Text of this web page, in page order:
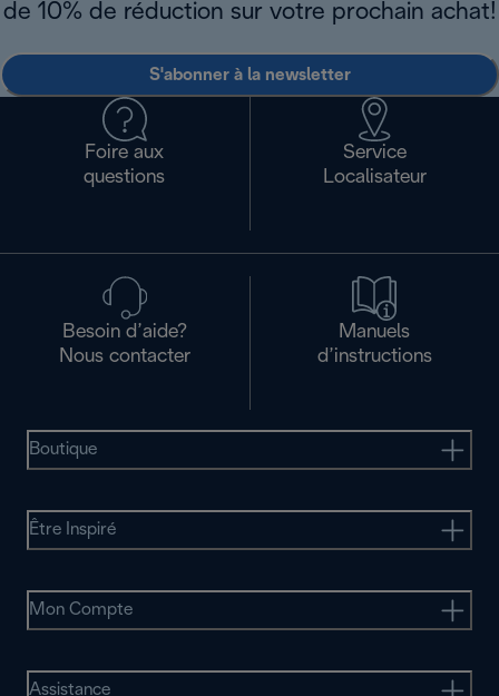
de 10% de réduction sur votre prochain achat!
S'abonner à la newsletter
Foire aux
questions
Service
Localisateur
Besoin d’aide?
Nous contacter
Manuels
d’instructions
Boutique
Être Inspiré
Mon Compte
Assistance